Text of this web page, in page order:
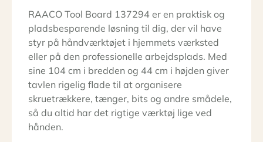
RAACO Tool Board 137294 er en praktisk og
pladsbesparende løsning til dig, der vil have
styr på håndværktøjet i hjemmets værksted
eller på den professionelle arbejdsplads. Med
sine 104 cm i bredden og 44 cm i højden giver
tavlen rigelig flade til at organisere
skruetrækkere, tænger, bits og andre smådele,
så du altid har det rigtige værktøj lige ved
hånden.